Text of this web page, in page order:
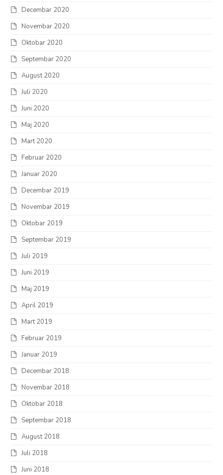
Decembar 2020
Novembar 2020
Oktobar 2020
Septembar 2020
August 2020
Juli 2020
Juni 2020
Maj 2020
Mart 2020
Februar 2020
Januar 2020
Decembar 2019
Novembar 2019
Oktobar 2019
Septembar 2019
Juli 2019
Juni 2019
Maj 2019
April 2019
Mart 2019
Februar 2019
Januar 2019
Decembar 2018
Novembar 2018
Oktobar 2018
Septembar 2018
August 2018
Juli 2018
Juni 2018